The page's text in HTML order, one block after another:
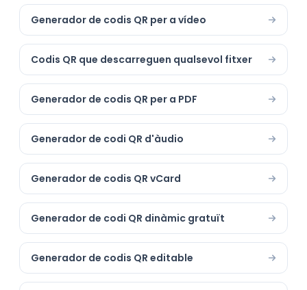
Generador de codis QR per a vídeo
Codis QR que descarreguen qualsevol fitxer
Generador de codis QR per a PDF
Generador de codi QR d'àudio
Generador de codis QR vCard
Generador de codi QR dinàmic gratuït
Generador de codis QR editable